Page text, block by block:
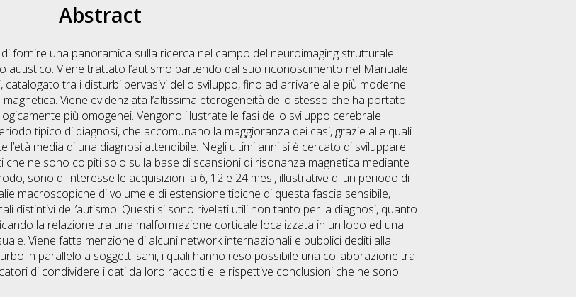
Abstract
fornire una panoramica sulla ricerca nel campo del neuroimaging strutturale
Viene trattato l’autismo partendo dal suo riconoscimento nel Manuale
tra i disturbi pervasivi dello sviluppo, fino ad arrivare alle più moderne
Viene evidenziata l’altissima eterogeneità dello stesso che ha portato
più omogenei. Vengono illustrate le fasi dello sviluppo cerebrale
tipico di diagnosi, che accomunano la maggioranza dei casi, grazie alle quali
media di una diagnosi attendibile. Negli ultimi anni si è cercato di sviluppare
ne sono colpiti solo sulla base di scansioni di risonanza magnetica mediante
sono di interesse le acquisizioni a 6, 12 e 24 mesi, illustrative di un periodo di
macroscopiche di volume e di estensione tipiche di questa fascia sensibile,
distintivi dell’autismo. Questi si sono rivelati utili non tanto per la diagnosi, quanto
la relazione tra una malformazione corticale localizzata in un lobo ed una
Viene fatta menzione di alcuni network internazionali e pubblici dediti alla
in parallelo a soggetti sani, i quali hanno reso possibile una collaborazione tra
di condividere i dati da loro raccolti e le rispettive conclusioni che ne sono